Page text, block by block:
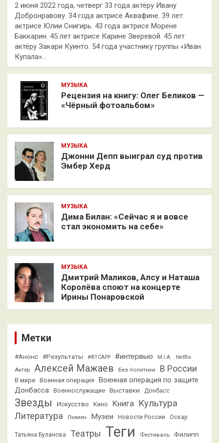
2 июня 2022 года, четверг 33 года актёру Ивану
Добронравову. 34 года актрисе Аквафине. 39 лет
актрисе Юлии Снигирь. 43 года актрисе Морене
Баккарин. 45 лет актрисе Карине Зверевой. 45 лет
актёру Закари Куинто. 54 года участнику группы «Иван
Купала»…
МУЗЫКА
Рецензия на книгу: Олег Беликов —
«Чёрный фотоальбом»
МУЗЫКА
Джонни Депп выиграл суд против
Эмбер Херд
МУЗЫКА
Дима Билан: «Сейчас я и вовсе
стал экономить на себе»
МУЗЫКА
Дмитрий Маликов, Алсу и Наташа
Королёва споют на концерте
Ирины Понаровской
Метки
#Анонс #Результаты #ФТСАРР #интервью M.I.A. Netflix
Актёр Алексей Мажаев Без политики В России
В мире Военная операция
Военная операция по защите
Донбасса Военнослужащие Выставки Донбасс
Звезды Искусство Кино Книга Культура
Литература Люмен Музеи Новости России Оскар
Татьяна Буланова Театры Теги Фестиваль Филипп